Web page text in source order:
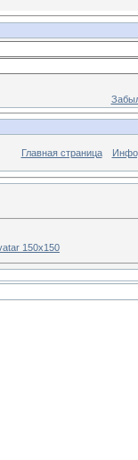
Главная страница
150x150